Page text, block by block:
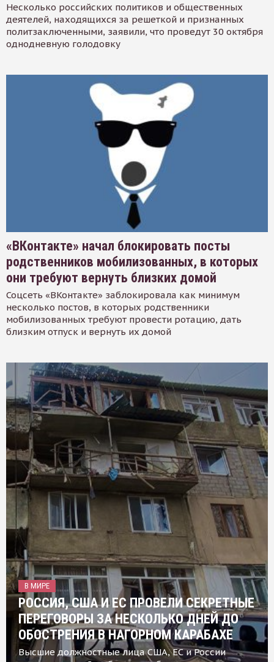
Несколько российских политиков и общественных
деятелей, находящихся за решеткой и признанных
политзаключенными, заявили, что проведут 30 октября
однодневную голодовку
«ВКонтакте» начал блокировать посты
родственников мобилизованных, в которых
они требуют вернуть близких домой
Соцсеть «ВКонтакте» заблокировала как минимум
несколько постов, в которых родственники
мобилизованных требуют провести ротацию, дать
близким отпуск и вернуть их домой
В МИРЕ
РОССИЯ, США И ЕС ПРОВЕЛИ СЕКРЕТНЫЕ
ПЕРЕГОВОРЫ ЗА НЕСКОЛЬКО ДНЕЙ ДО
ОБОСТРЕНИЯ В НАГОРНОМ КАРАБАХЕ
Высшие должностные лица США, ЕС и России